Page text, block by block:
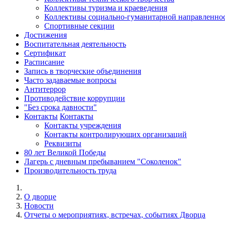
Коллективы туризма и краеведения
Коллективы социально-гуманитарной
Спортивные секции
Достижения
Воспитательная деятельность
Cертификат
Расписание
Запись в творческие объединения
Часто задаваемые вопросы
Антитеррор
Противодействие коррупции
"Без срока давности"
Контакты Контакты
Контакты учреждения
Контакты контролирующих организаций
Реквизиты
80 лет Великой Победы
Лагерь с дневным пребыванием "Соколенок"
Производительность труда
О дворце
Новости
Отчеты о мероприятиях, встречах, событиях Дворца